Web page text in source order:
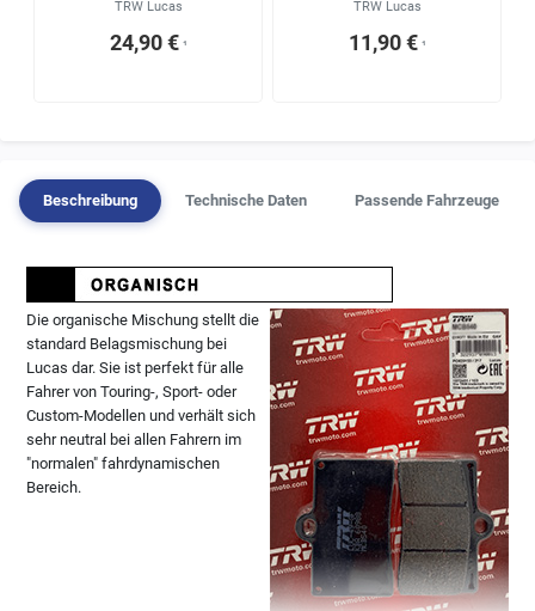
TRW Lucas
24,90 € ¹
TRW Lucas
11,90 € ¹
Beschreibung Technische Daten Passende Fahrzeuge
Die organische Mischung stellt die
standard Belagsmischung bei
Lucas dar. Sie ist perfekt für alle
Fahrer von Touring-, Sport- oder
Custom-Modellen und verhält sich
sehr neutral bei allen Fahrern im
"normalen" fahrdynamischen
Bereich.